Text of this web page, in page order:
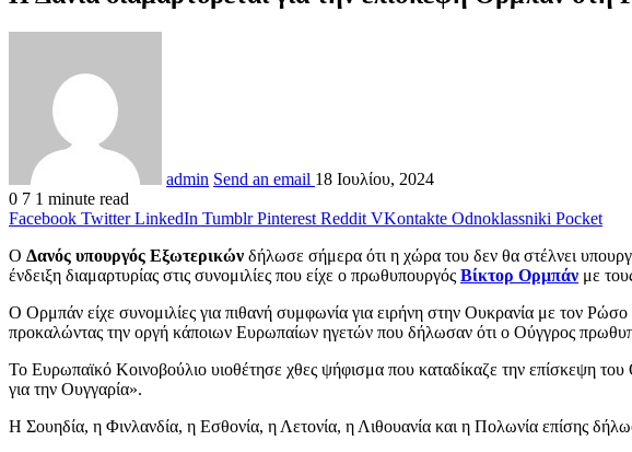
admin Send an email 18 Ιουλίου, 2024
0 7 1 minute read
Facebook Twitter LinkedIn Tumblr Pinterest Reddit VKontakte Odnoklassniki Pocket
Ο Δανός υπουργός Εξωτερικών δήλωσε σήμερα ότι η χώρα του δεν θα στέλνει
ένδειξη διαμαρτυρίας στις συνομιλίες που είχε ο πρωθυπουργός Βίκτορ Ορμπάν με
Ο Ορμπάν είχε συνομιλίες για πιθανή συμφωνία για ειρήνη στην Ουκρανία με τον
προκαλώντας την οργή κάποιων Ευρωπαίων ηγετών που δήλωσαν ότι ο Ούγγρος
Το Ευρωπαϊκό Κοινοβούλιο υιοθέτησε χθες ψήφισμα που καταδίκαζε την επίσκεψη
για την Ουγγαρία».
Η Σουηδία, η Φινλανδία, η Εσθονία, η Λετονία, η Λιθουανία και η Πολωνία επίσης